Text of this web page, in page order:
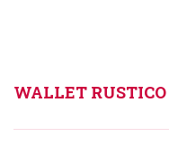
WALLET RUSTICO